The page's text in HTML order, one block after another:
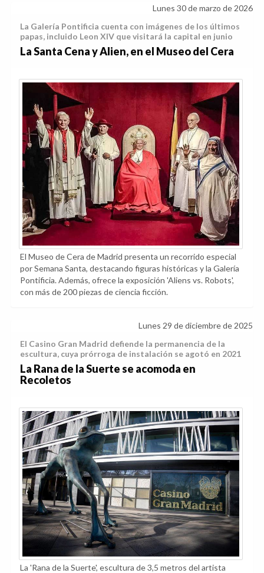
Lunes 30 de marzo de 2026
La Galería Pontificia cuenta con imágenes de los últimos
papas, incluido Leon XIV que visitará la capital en junio
La Santa Cena y Alien, en el Museo del Cera
El Museo de Cera de Madrid presenta un recorrido especial
por Semana Santa, destacando figuras históricas y la Galería
Pontificia. Además, ofrece la exposición 'Aliens vs. Robots',
con más de 200 piezas de ciencia ficción.
Lunes 29 de diciembre de 2025
El Casino Gran Madrid defiende la permanencia de la
escultura, cuya prórroga de instalación se agotó en 2021
La Rana de la Suerte se acomoda en
Recoletos
La 'Rana de la Suerte', escultura de 3,5 metros del artista